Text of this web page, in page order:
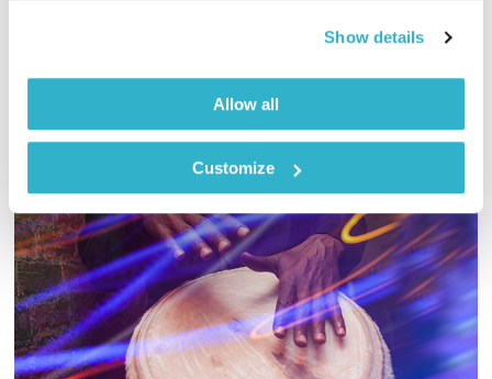
Show details
Allow all
Customize
אודיו